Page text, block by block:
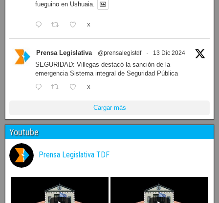
fueguino en Ushuaia.
X
Prensa Legislativa @prensalegistdf · 13 Dic 2024
SEGURIDAD: Villegas destacó la sanción de la
emergencia Sistema integral de Seguridad Pública
X
Cargar más
Youtube
Prensa Legislativa TDF